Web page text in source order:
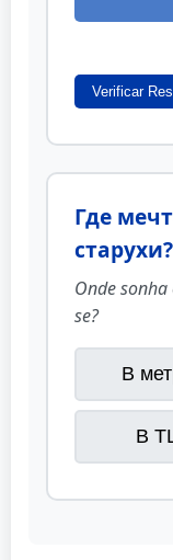
Verificar
Где
старухи?
Onde
se?
В
В